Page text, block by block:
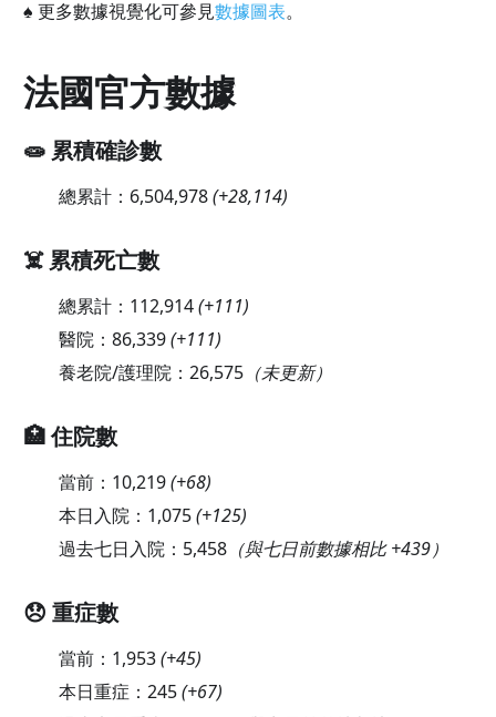
♠ 更多數據視覺化可參見數據圖表。
法國官方數據
🧫 累積確診數
總累計： 6,504,978(+28,114)
☠️ 累積死亡數
總累計： 112,914(+111)
醫院： 86,339(+111)
養老院/護理院： 26,575（未更新）
🏥 住院數
當前： 10,219(+68)
本日入院： 1,075(+125)
過去七日入院： 5,458（與七日前數據相比 +439）
😞 重症數
當前： 1,953(+45)
本日重症： 245(+67)